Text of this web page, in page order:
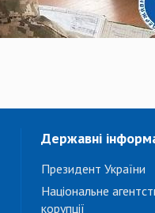
Державні
Президент України
Національне
корупції